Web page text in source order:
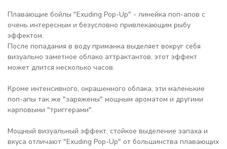
Плавающие бойлы "Exuding Pop-Up" - линейка поп-апов с
очень интересным и безусловно привлекающим рыбу
эффектом.
После попадания в воду приманка выделяет вокруг себя
визуально заметное облако аттрактантов, этот эффект
может длится несколько часов.
Кроме интенсивного, окрашенного облака, эти маленькие
поп-апы так же "заряжены" мощным ароматом и другими
карповыми "триггерами".
Мощный визуальный эффект, стойкое выделение запаха и
вкуса отличают "Exuding Pop-Up" от большинства плавающих